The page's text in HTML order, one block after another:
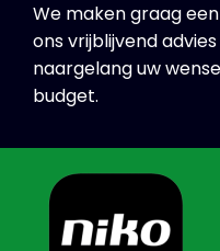
We maken graag
ons vrijblijvend
naargelang uw
budget.